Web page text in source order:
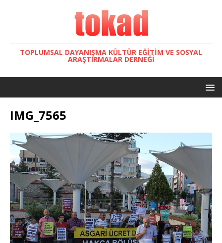
TOPLUMSAL DAYANIŞMA KÜLTÜR EĞITIM VE SOSYAL
ARAŞTIRMALAR DERNEĞI
IMG_7565